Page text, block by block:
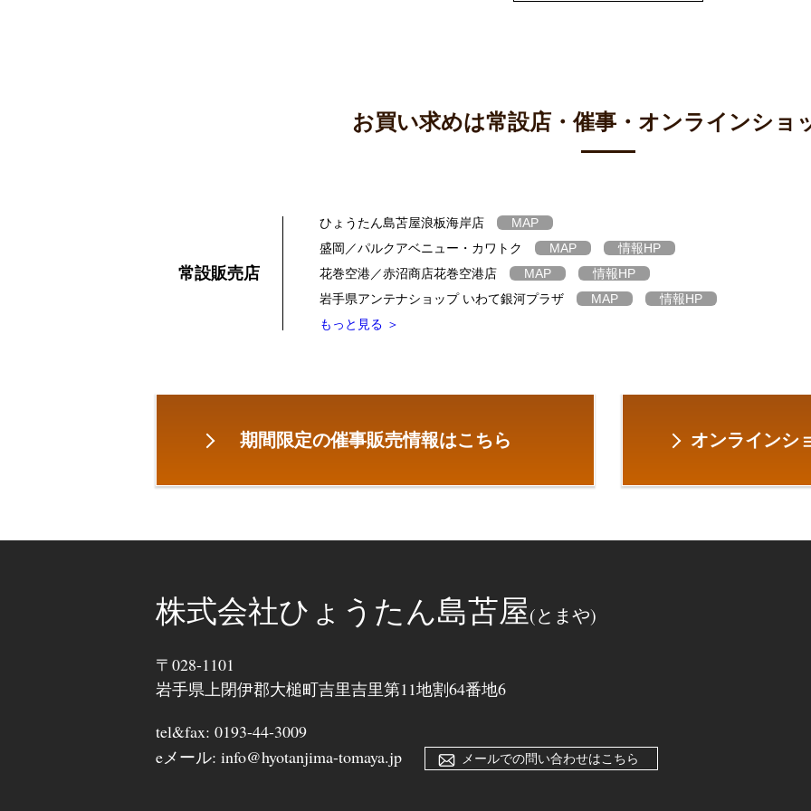
お買い求めは常設店・催事・オンラインショ
常設販売店
ひょうたん島苫屋浪板海岸店
MAP
盛岡／パルクアベニュー・カワトク
MAP 情報HP
花巻空港／赤沼商店花巻空港店
MAP 情報HP
岩手県アンテナショップ いわて銀河プラザ
MAP 情報HP
もっと見る ＞
期間限定の催事販売情報はこちら オンラインシ
株式会社ひょうたん島苫屋(とまや)
〒028-1101
岩手県上閉伊郡大槌町吉里吉里第11地割64番地6
tel&fax: 0193-44-3009
eメール: info@hyotanjima-tomaya.jp
メールでの問い合わせはこちら